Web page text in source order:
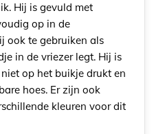
Hij is gevuld met
op in de
ook te gebruiken als
in de vriezer legt. Hij is
op het buikje drukt en
hoes. Er zijn ook
kleuren voor dit